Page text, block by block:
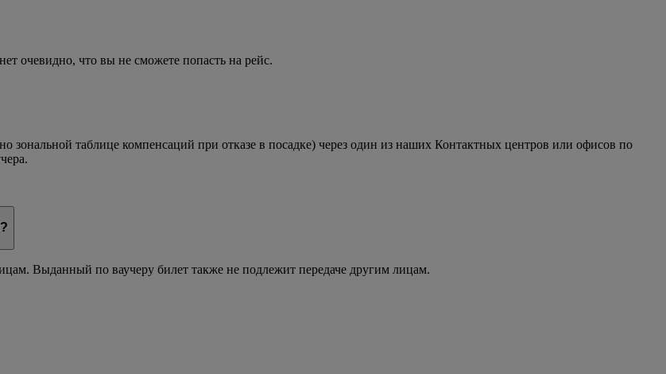
очевидно, что вы не сможете попасть на рейс.
зональной таблице компенсаций при отказе в посадке) через один из наших Контактных центров или офисов по
Выданный по ваучеру билет также не подлежит передаче другим лицам.